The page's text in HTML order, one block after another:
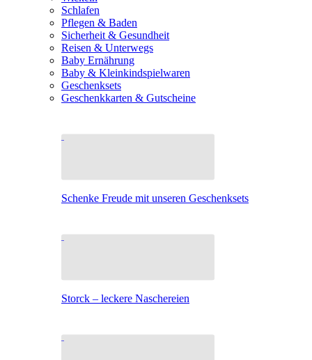
Schlafen
Pflegen & Baden
Sicherheit & Gesundheit
Reisen & Unterwegs
Baby Ernährung
Baby & Kleinkindspielwaren
Geschenksets
Geschenkkarten & Gutscheine
Schenke Freude mit unseren Geschenksets
Storck – leckere Naschereien